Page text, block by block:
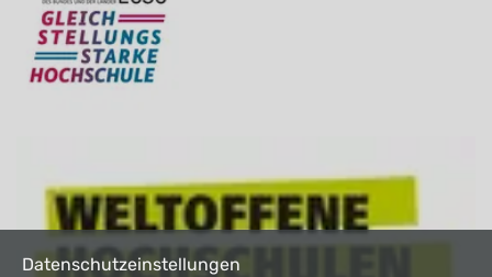
Datenschutzeinstellungen